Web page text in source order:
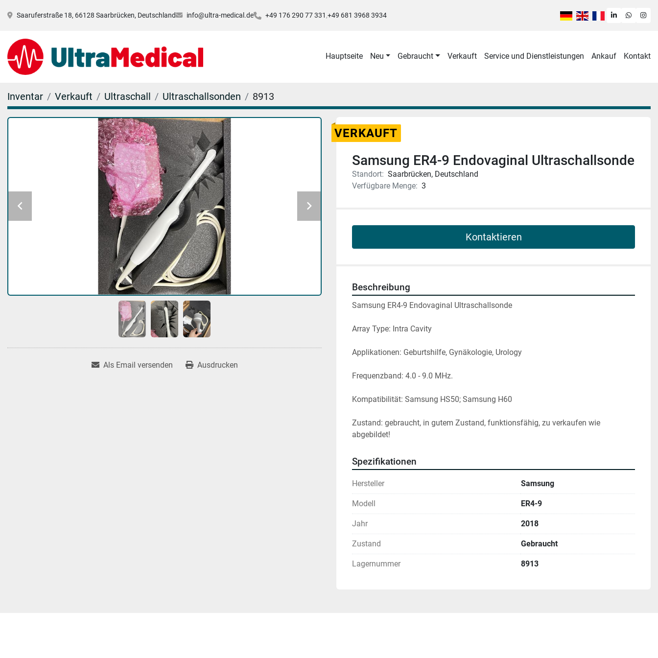
Saaruferstraße 18, 66128 Saarbrücken, Deutschland info@ultra-medical.de +49 176 290 77 331 +49 681 3968 3934 linkedin
Hauptseite Neu Gebraucht Verkauft Service und Dienstleistungen Ankauf Kontakt
Inventar Verkauft Ultraschall Ultraschallsonden 8913
Als Email versenden Ausdrucken
VERKAUFT
Samsung ER4-9 Endovaginal Ultraschallsonde
Standort: Saarbrücken, Deutschland
Verfügbare Menge: 3
Kontaktieren
Beschreibung
Samsung ER4-9 Endovaginal Ultraschallsonde
Array Type: Intra Cavity
Applikationen: Geburtshilfe, Gynäkologie, Urology
Frequenzband: 4.0 - 9.0 MHz.
Kompatibilität: Samsung HS50; Samsung H60
Zustand: gebraucht, in gutem Zustand, funktionsfähig, zu verkaufen wie
abgebildet!
Spezifikationen
Hersteller Samsung
Modell ER4-9
Jahr 2018
Zustand Gebraucht
Lagernummer 8913